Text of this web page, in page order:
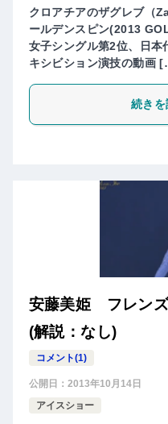
クロアチアのザグレブ（
ールデンスピン(2013
女子シングル第2位、日
キシビション演技の動画
続き
安藤美姫 フレン
(解説：なし)
コメント(1)
公開日： 2013年10月14日
アイスショー